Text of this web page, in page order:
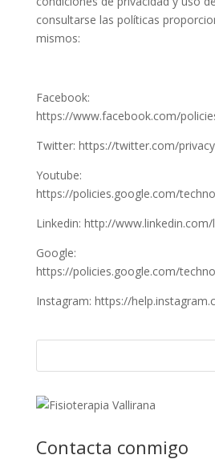
consultarse las políticas
mismos:
Facebook:
https://www.facebook.com/
Twitter: https://twitter.com/privacy
Youtube:
https://policies.google.com/
Linkedin: http://
Google:
https://policies.google.com/
Instagram: https://
Contacta conmigo